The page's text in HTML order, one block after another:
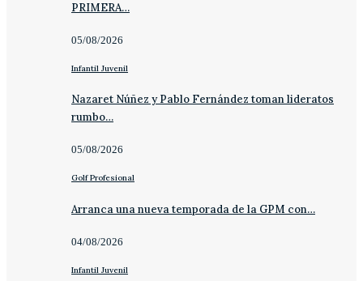
PRIMERA…
05/08/2026
Infantil Juvenil
Nazaret Núñez y Pablo Fernández toman lideratos
rumbo…
05/08/2026
Golf Profesional
Arranca una nueva temporada de la GPM con…
04/08/2026
Infantil Juvenil